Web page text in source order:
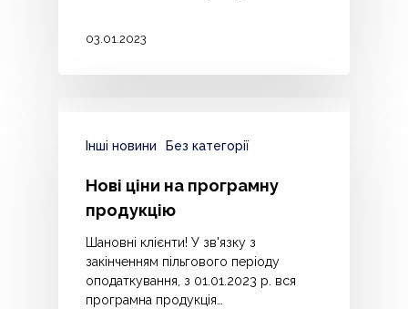
03.01.2023
Інші новини Без категорії
Нові ціни на програмну
продукцію
Шановні клієнти! У зв'язку з
закінченням пільгового періоду
оподаткування, з 01.01.2023 р. вся
програмна продукція…